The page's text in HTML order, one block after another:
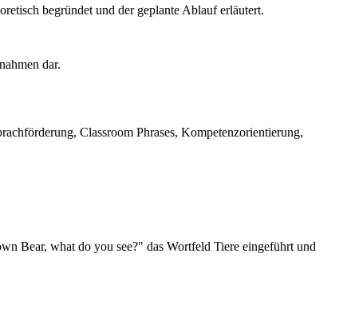
begründet und der geplante Ablauf erläutert.
dar.
Classroom Phrases, Kompetenzorientierung,
Bear, what do you see?" das Wortfeld Tiere eingeführt und